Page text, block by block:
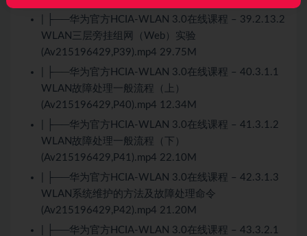
| ├──华为官方HCIA-WLAN 3.0在线课程 – 39.2.13.2
WLAN三层旁挂组网（Web）实验
(Av215196429,P39).mp4 29.75M
| ├──华为官方HCIA-WLAN 3.0在线课程 – 40.3.1.1
WLAN故障处理一般流程（上）
(Av215196429,P40).mp4 12.34M
| ├──华为官方HCIA-WLAN 3.0在线课程 – 41.3.1.2
WLAN故障处理一般流程（下）
(Av215196429,P41).mp4 22.10M
| ├──华为官方HCIA-WLAN 3.0在线课程 – 42.3.1.3
WLAN系统维护的方法及故障处理命令
(Av215196429,P42).mp4 21.20M
| ├──华为官方HCIA-WLAN 3.0在线课程 – 43.3.2.1